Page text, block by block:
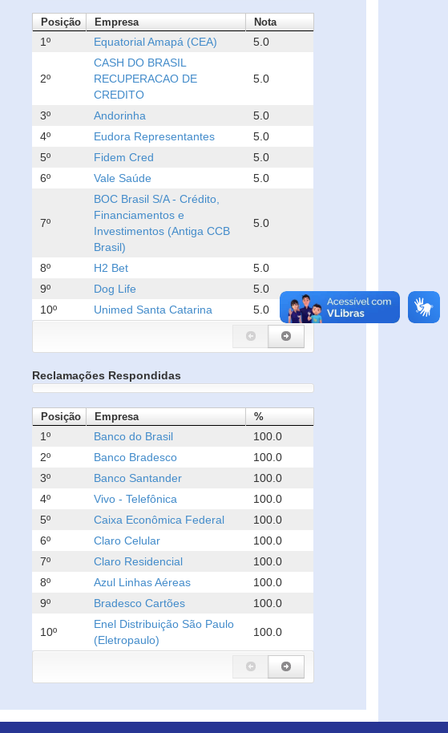
Posição Empresa Nota
1º Equatorial Amapá (CEA) 5.0
2º
CASH DO BRASIL
RECUPERACAO DE
CREDITO
5.0
3º Andorinha
5.0
4º
Eudora Representantes
5.0
5º
Fidem Cred
5.0
6º
Vale Saúde 5.0
7º
BOC Brasil S/A - Crédito,
Financiamentos e
Investimentos (Antiga CCB
Brasil)
5.0
8º H2 Bet
5.0
9º
Dog Life
5.0
10º
Unimed Santa Catarina 5.0
Reclamações Respondidas
Posição Empresa %
1º Banco do Brasil
100.0
2º
Banco Bradesco
100.0
3º
Banco Santander
100.0
4º
Vivo - Telefônica
100.0
5º
Caixa Econômica Federal
100.0
6º
Claro Celular
100.0
7º
Claro Residencial
100.0
8º
Azul Linhas Aéreas
100.0
9º
Bradesco Cartões 100.0
10º
Enel Distribuição São Paulo
(Eletropaulo)
100.0